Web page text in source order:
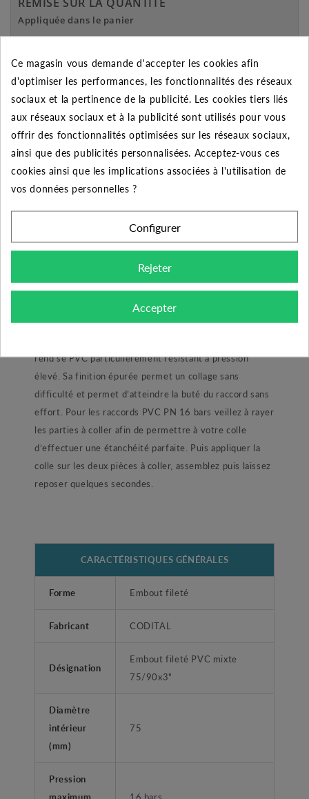
Appliquée dans le panier
10 5% Jusqu'à 2,79 €
Découvrez la meilleure qualité des raccords PVC à
coller avec cette Embout mixte 90/75x3" Mâle sur le
diamètres 190 et 3" et femelle sur celui de 75. Un
raccord performant prévue pour les installations sous
pression comme votre piscine ou encore une
rend se PVC particulièrement résistant à pression
élevé. Sa finition épurée permet un collage sans
difficulté et permet d’atteindre la buté du raccord sans
effort. Pour les raccords PVC PN 16 bars veillez à rayer
les parties à coller afin de permettre à votre colle
d’effectuer une étanchéité parfaite. Puis appliquer la
colle sur les deux pièces à coller, assemblez puis laissez
reposer quelques secondes.
CARACTÉRISTIQUES GÉNÉRALES
Forme Embout fileté
Fabricant CODITAL
Désignation
Embout fileté PVC mixte
75/90x3"
Diamètre
intérieur
(mm)
75
Pression
Ce magasin vous demande d'accepter les cookies afin
d'optimiser les performances, les fonctionnalités des réseaux
sociaux et la pertinence de la publicité. Les cookies tiers liés
aux réseaux sociaux et à la publicité sont utilisés pour vous
offrir des fonctionnalités optimisées sur les réseaux sociaux,
ainsi que des publicités personnalisées. Acceptez-vous ces
cookies ainsi que les implications associées à l'utilisation de
vos données personnelles ?
Configurer
Rejeter
Accepter